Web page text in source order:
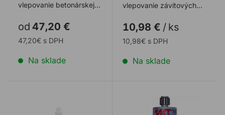
vlepovanie betonárskej
prvkov do netr ...
od 47,20 €
47,20€ s DPH
Na sklade
vlepovanie závitových
výstuže do netr ...
10,98 € / ks
10,98€ s DPH
Na sklade
Chemická kotva ALLFIXplus na báze vinylesteru
Chemická kotva MKT VMH